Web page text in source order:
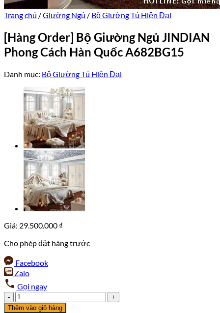
Trang chủ /Giường Ngủ / Bộ Giường Tủ Hiện Đại
[Hàng Order] Bộ Giường Ngủ JINDIAN
Phong Cách Hàn Quốc A682BG15
Danh mục: Bộ Giường Tủ Hiện Đại
Giá: 29.500.000 ₫
Cho phép đặt hàng trước
Facebook
Zalo
Gọi ngay
Bộ
giường
Thêm vào giỏ hàng